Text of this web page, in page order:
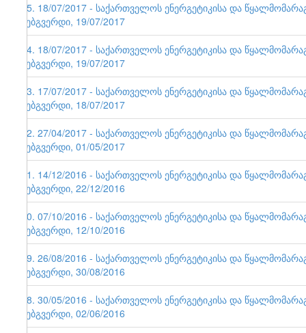
85. 18/07/2017 - საქართველოს ენერგეტიკისა და
ვებგვერდი, 19/07/2017
84. 18/07/2017 - საქართველოს ენერგეტიკისა და
ვებგვერდი, 19/07/2017
83. 17/07/2017 - საქართველოს ენერგეტიკისა და
ვებგვერდი, 18/07/2017
82. 27/04/2017 - საქართველოს ენერგეტიკისა და
ვებგვერდი, 01/05/2017
81. 14/12/2016 - საქართველოს ენერგეტიკისა და
ვებგვერდი, 22/12/2016
80. 07/10/2016 - საქართველოს ენერგეტიკისა და
ვებგვერდი, 12/10/2016
79. 26/08/2016 - საქართველოს ენერგეტიკისა და
ვებგვერდი, 30/08/2016
78. 30/05/2016 - საქართველოს ენერგეტიკისა და
ვებგვერდი, 02/06/2016